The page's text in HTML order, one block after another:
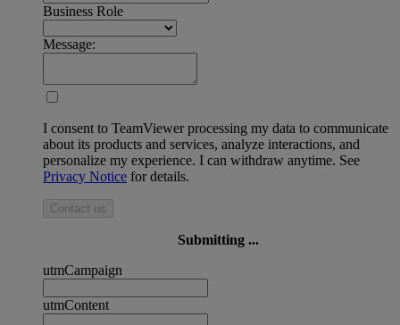
Business Role
Message:
I consent to TeamViewer processing my data to communicate
about its products and services, analyze interactions, and
personalize my experience. I can withdraw anytime. See
Privacy Notice for details.
Contact us
Submitting ...
utmCampaign
utmContent